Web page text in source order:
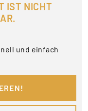
IST NICHT
und einfach